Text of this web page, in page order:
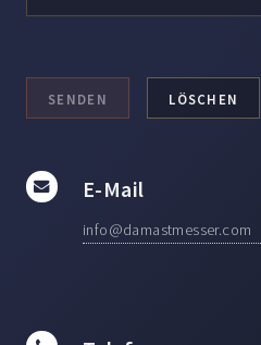
E-Mail
info@damastmesser.com